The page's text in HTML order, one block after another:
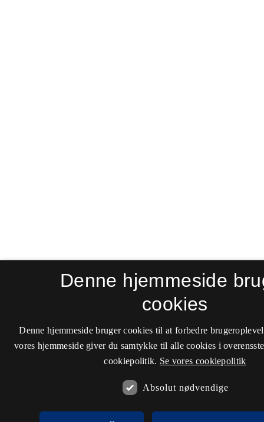
Denne hjemmeside
cookies
Denne hjemmeside bruger cookies til at forbedre
vores hjemmeside giver du samtykke til alle cookies i
cookiepolitik. Se vores cookiepolitik
Absolut nødvendige